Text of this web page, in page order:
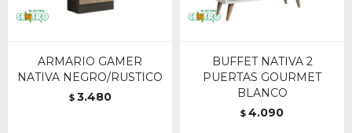
ARMARIO GAMER
NATIVA NEGRO/RUSTICO
$ 3.480
BUFFET NATIVA 2
PUERTAS GOURMET
BLANCO
$ 4.090